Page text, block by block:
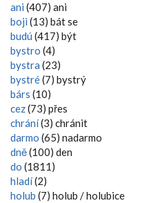
ani (407) ani
boji (13) bát se
budú (417) být
bystro (4)
bystra (23)
bystré(7) bystrý
bárs (10)
cez(73) přes
chrání(3) chránit
darmo (65) nadarmo
dně(100) den
do (1811)
hladí(2)
holub (7) holub / holubice